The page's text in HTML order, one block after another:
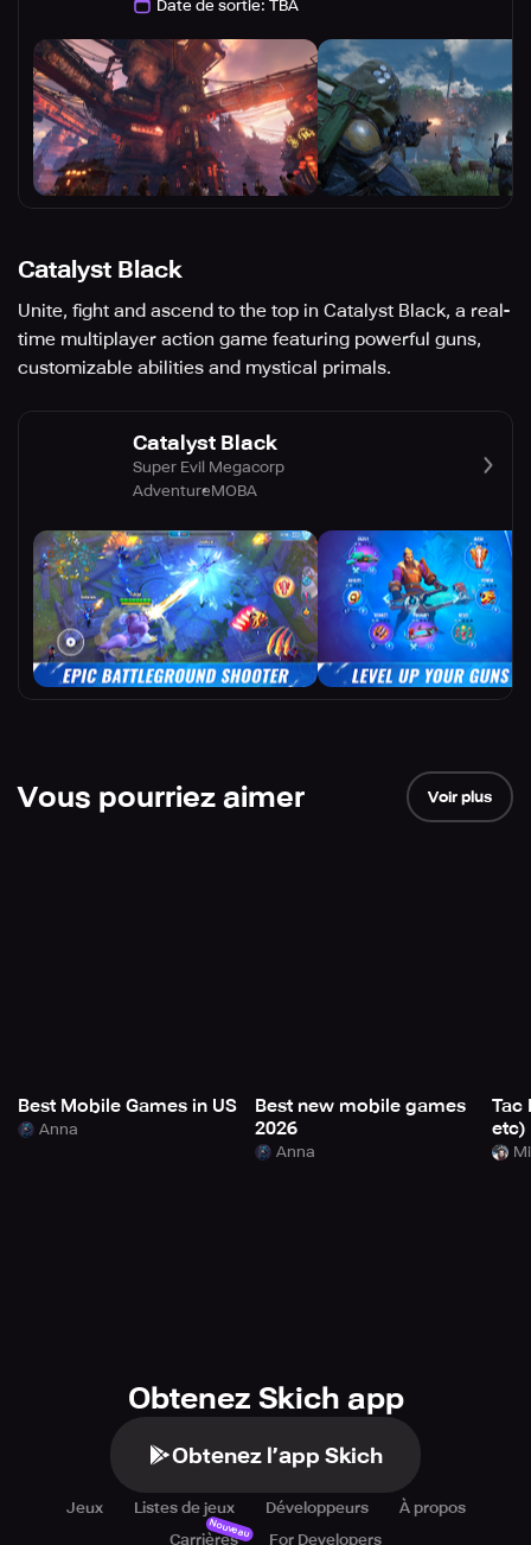
Date de sortie: TBA
Catalyst Black
Unite, fight and ascend to the top in Catalyst Black, a real-
time multiplayer action game featuring powerful guns,
customizable abilities and mystical primals.
Catalyst Black
Super Evil Megacorp
AdventureMOBA
Vous pourriez aimer Voir plus
Best Mobile Games in US
Anna
Best new mobile games
2026
Anna
Tac
etc)
Obtenez Skich app
Obtenez l’app Skich
Jeux Listes de jeux Développeurs
À propos
Carrières
Nouveau For Developers